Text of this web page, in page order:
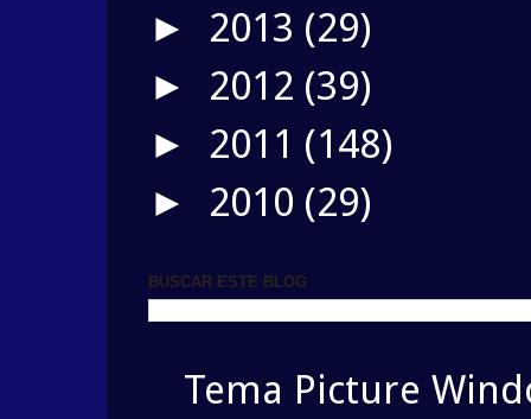
► 2013 (29)
► 2012 (39)
► 2011 (148)
► 2010 (29)
BUSCAR ESTE BLOG
Tema Picture